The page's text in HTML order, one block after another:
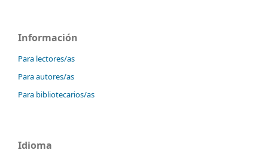
Información
Para lectores/as
Para autores/as
Para bibliotecarios/as
Idioma